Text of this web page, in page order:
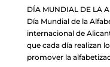
DÍA MUNDIAL DE LA
Día Mundial de la
internacional de
que cada día realizan
promover la